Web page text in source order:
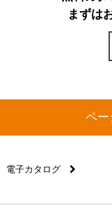
まずは
ペー
電子カタログ